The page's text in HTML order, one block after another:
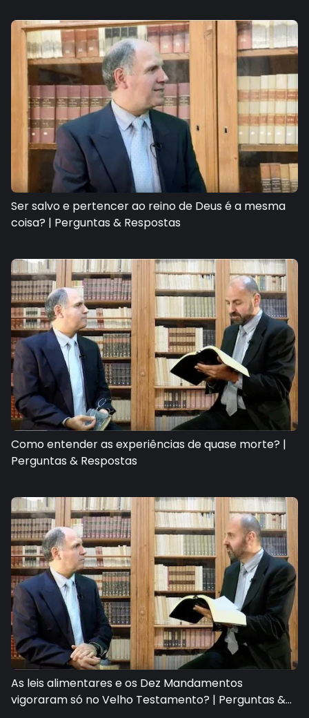
Ser salvo e pertencer ao reino de Deus é a mesma
coisa? | Perguntas & Respostas
Como entender as experiências de quase morte? |
Perguntas & Respostas
As leis alimentares e os Dez Mandamentos
vigoraram só no Velho Testamento? | Perguntas &